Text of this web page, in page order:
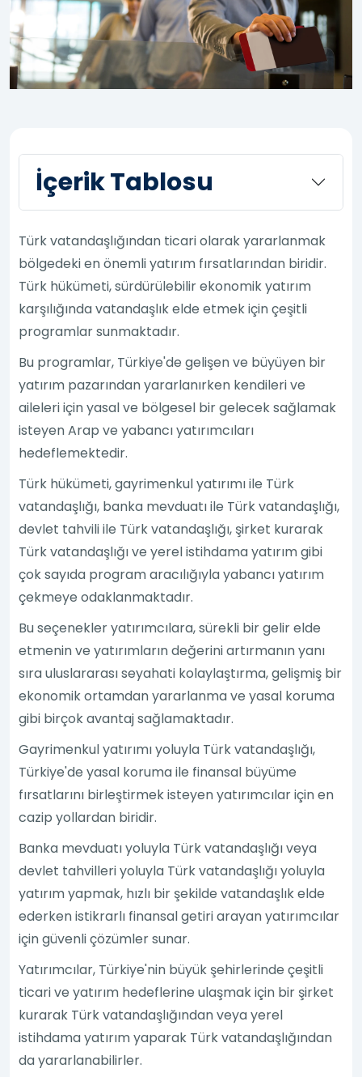
İçerik Tablosu
Türk vatandaşlığından ticari olarak yararlanmak
bölgedeki en önemli yatırım fırsatlarından biridir.
Türk hükümeti, sürdürülebilir ekonomik yatırım
karşılığında vatandaşlık elde etmek için çeşitli
programlar sunmaktadır.
Bu programlar, Türkiye'de gelişen ve büyüyen bir
yatırım pazarından yararlanırken kendileri ve
aileleri için yasal ve bölgesel bir gelecek sağlamak
isteyen Arap ve yabancı yatırımcıları
hedeflemektedir.
Türk hükümeti, gayrimenkul yatırımı ile Türk
vatandaşlığı, banka mevduatı ile Türk vatandaşlığı,
devlet tahvili ile Türk vatandaşlığı, şirket kurarak
Türk vatandaşlığı ve yerel istihdama yatırım gibi
çok sayıda program aracılığıyla yabancı yatırım
çekmeye odaklanmaktadır.
Bu seçenekler yatırımcılara, sürekli bir gelir elde
etmenin ve yatırımların değerini artırmanın yanı
sıra uluslararası seyahati kolaylaştırma, gelişmiş bir
ekonomik ortamdan yararlanma ve yasal koruma
gibi birçok avantaj sağlamaktadır.
Gayrimenkul yatırımı yoluyla Türk vatandaşlığı,
Türkiye'de yasal koruma ile finansal büyüme
fırsatlarını birleştirmek isteyen yatırımcılar için en
cazip yollardan biridir.
Banka mevduatı yoluyla Türk vatandaşlığı veya
devlet tahvilleri yoluyla Türk vatandaşlığı yoluyla
yatırım yapmak, hızlı bir şekilde vatandaşlık elde
ederken istikrarlı finansal getiri arayan yatırımcılar
için güvenli çözümler sunar.
Yatırımcılar, Türkiye'nin büyük şehirlerinde çeşitli
ticari ve yatırım hedeflerine ulaşmak için bir şirket
kurarak Türk vatandaşlığından veya yerel
istihdama yatırım yaparak Türk vatandaşlığından
da yararlanabilirler.